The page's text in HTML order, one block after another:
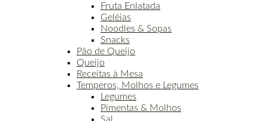
Fruta Enlatada
Geléias
Noodles & Sopas
Snacks
Pão de Queijo
Queijo
Receitas à Mesa
Temperos, Molhos e Legumes
Legumes
Pimentas & Molhos